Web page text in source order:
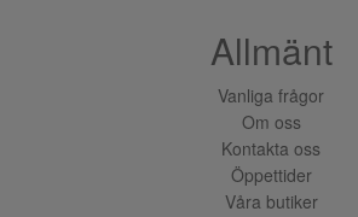
Allmänt
Vanliga frågor
Om oss
Kontakta oss
Öppettider
Våra butiker